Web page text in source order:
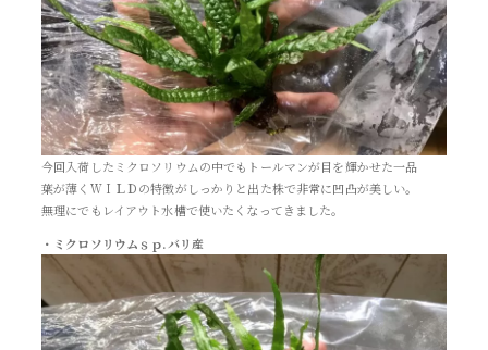
今回入荷したミクロソリウムの中でもトールマンが目を輝かせた一品
葉が薄くＷＩＬＤの特徴がしっかりと出た株で非常に凹凸が美しい。
無理にでもレイアウト水槽で使いたくなってきました。
・ミクロソリウムｓｐ.バリ産